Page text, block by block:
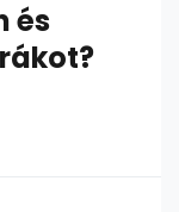
és